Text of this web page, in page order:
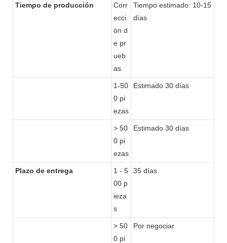
Tiempo de producción
Corr
ecci
ón d
e pr
ueb
as
Tiempo estimado: 10-15
días
1-50
0 pi
ezas
Estimado 30 días
> 50
0 pi
ezas
Estimado 30 días
Plazo de entrega
1 - 5
00 p
ieza
s
35 días
> 50
0 pi
Por negociar